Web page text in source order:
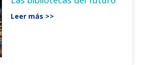
Leer más >>